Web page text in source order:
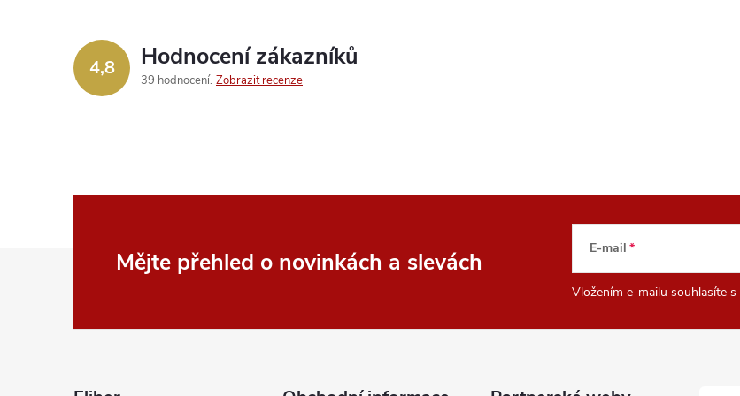
4,8 Hodnocení zákazníků
39 hodnocení Zobrazit recenze
Mějte přehled o novinkách a slevách E-mail
Vložením e-mailu souhlasíte s